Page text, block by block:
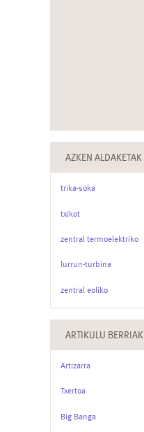
AZKEN ALDAKETAK
trika-soka
txikot
zentral termoelektriko
lurrun-turbina
zentral eoliko
ARTIKULU BERRIAK
Artizarra
Txertoa
Big Banga